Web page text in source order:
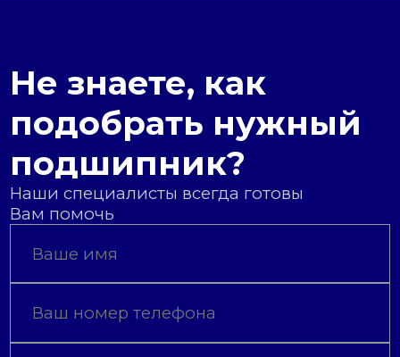
Не знаете, как
подобрать нужный
подшипник?
Наши специалисты всегда готовы
Вам помочь